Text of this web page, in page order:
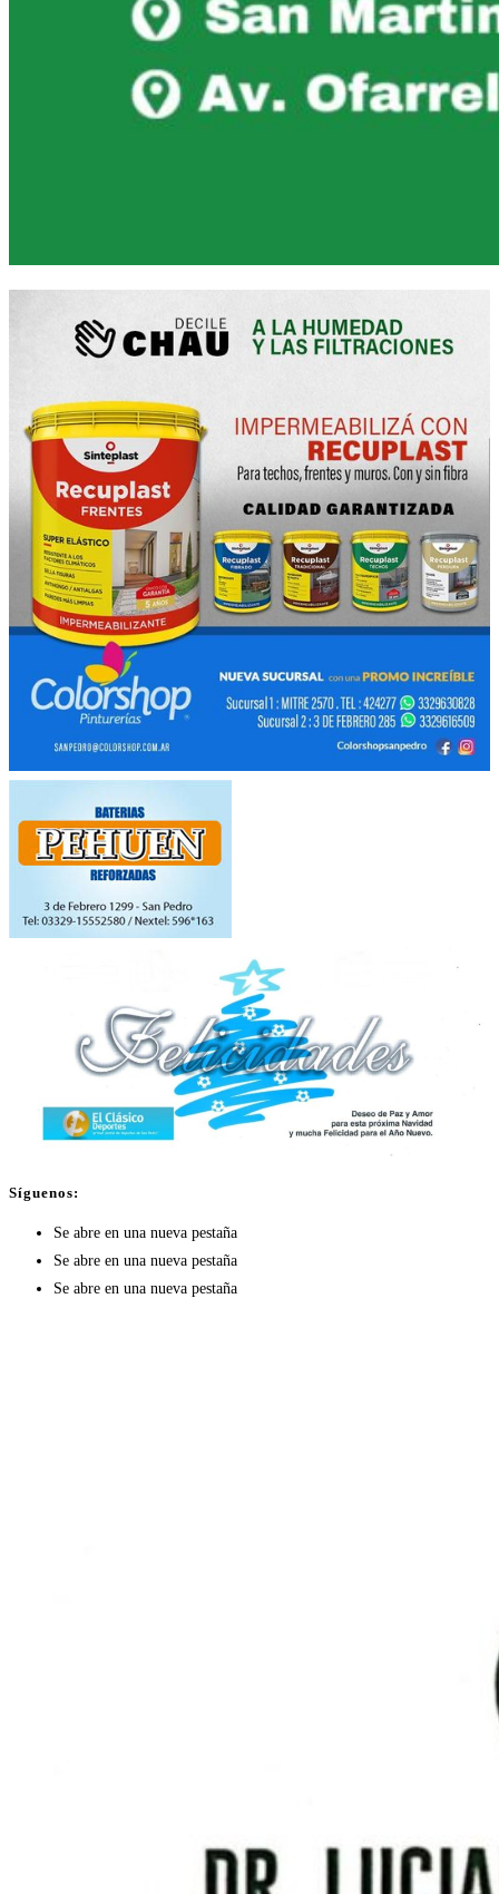
Síguenos:
Se abre en una nueva pestaña
Se abre en una nueva pestaña
Se abre en una nueva pestaña